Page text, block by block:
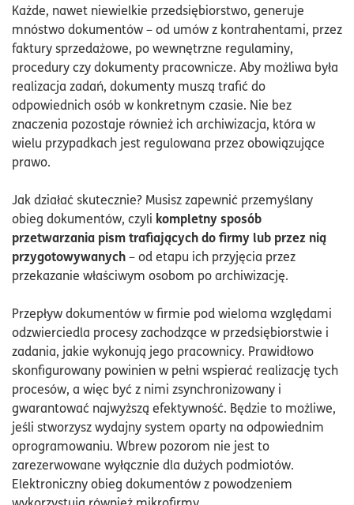
Każde, nawet niewielkie przedsiębiorstwo, generuje
mnóstwo dokumentów – od umów z kontrahentami, przez
faktury sprzedażowe, po wewnętrzne regulaminy,
procedury czy dokumenty pracownicze. Aby możliwa była
realizacja zadań, dokumenty muszą trafić do
odpowiednich osób w konkretnym czasie. Nie bez
znaczenia pozostaje również ich archiwizacja, która w
wielu przypadkach jest regulowana przez obowiązujące
prawo.
Jak działać skutecznie? Musisz zapewnić przemyślany
obieg dokumentów, czyli kompletny sposób
przetwarzania pism trafiających do firmy lub przez nią
przygotowywanych– od etapu ich przyjęcia przez
przekazanie właściwym osobom po archiwizację.
Przepływ dokumentów w firmie pod wieloma względami
odzwierciedla procesy zachodzące w przedsiębiorstwie i
zadania, jakie wykonują jego pracownicy. Prawidłowo
skonfigurowany powinien w pełni wspierać realizację tych
procesów, a więc być z nimi zsynchronizowany i
gwarantować najwyższą efektywność. Będzie to możliwe,
jeśli stworzysz wydajny system oparty na odpowiednim
oprogramowaniu. Wbrew pozorom nie jest to
zarezerwowane wyłącznie dla dużych podmiotów.
Elektroniczny obieg dokumentów z powodzeniem